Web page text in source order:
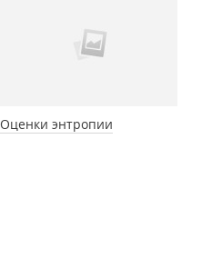
Оценки энтропии